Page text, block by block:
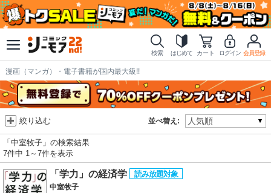
検索 はじめて カート ログイン 会員登録
漫画（マンガ）・電子書籍が国内最大級!!
並べ替え:
絞り込む
「中室牧子」の検索結果
7件中 1～7件を表示
「学力」の経済学
中室牧子